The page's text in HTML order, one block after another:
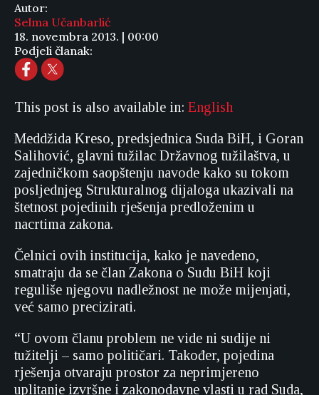
Autor:
Selma Učanbarlić
18. novembra 2013. | 00:00
Podjeli članak:
This post is also available in: English
Meddžida Kreso, predsjednica Suda BiH, i Goran
Salihović, glavni tužilac Državnog tužilaštva, u
zajedničkom saopštenju navode kako su tokom
posljednjeg Strukturalnog dijaloga ukazivali na
štetnost pojedinih rješenja predloženim u
nacrtima zakona.
Čelnici ovih institucija, kako je navedeno,
smatraju da se član Zakona o Sudu BiH koji
reguliše njegovu nadležnost ne može mijenjati,
već samo precizirati.
“U ovom članu problem ne vide ni sudije ni
tužitelji – samo političari. Također, pojedina
rješenja otvaraju prostor za neprimjereno
uplitanje izvršne i zakonodavne vlasti u rad Suda,